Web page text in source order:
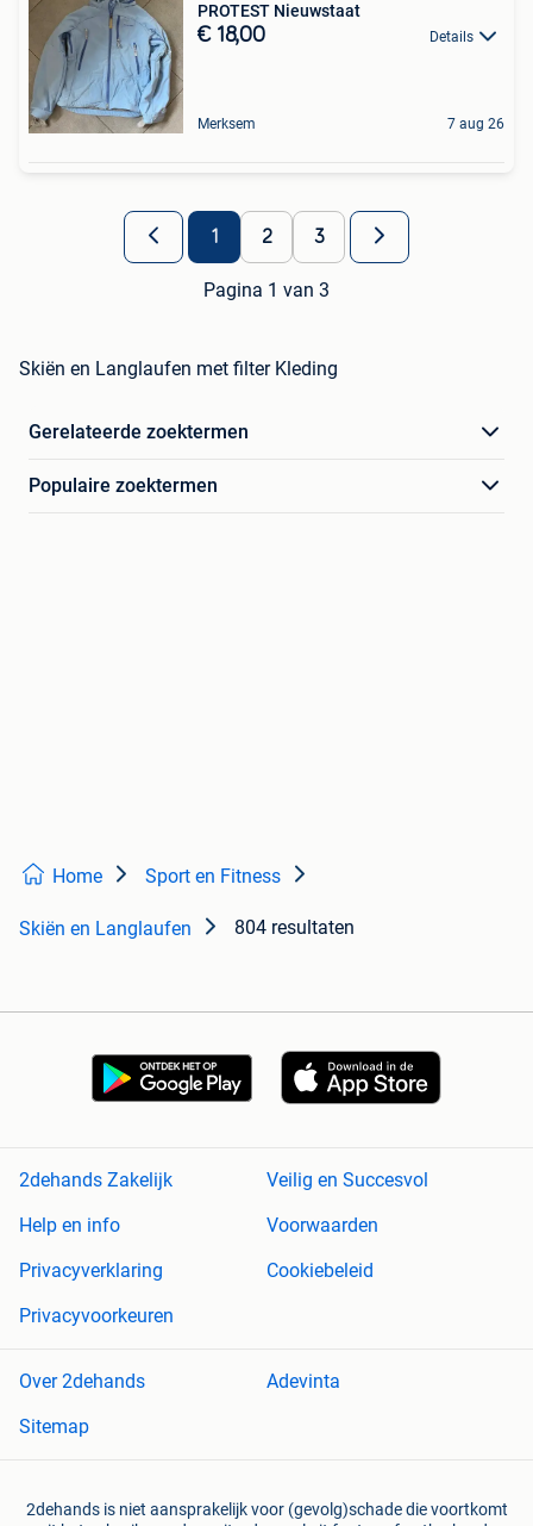
PROTEST Nieuwstaat
€ 18,00 Details
Merksem 7 aug 26
1 2 3
Pagina 1 van 3
Skiën en Langlaufen met filter Kleding
Gerelateerde zoektermen
Populaire zoektermen
Home Sport en Fitness
Skiën en Langlaufen 804 resultaten
2dehands Zakelijk
Veilig en Succesvol
Help en info
Voorwaarden
Privacyverklaring
Cookiebeleid
Privacyvoorkeuren
Over 2dehands
Adevinta
Sitemap
2dehands is niet aansprakelijk voor (gevolg)schade die voortkomt